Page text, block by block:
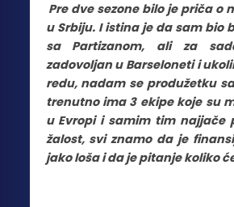
Pre dve sezone bilo je priča o
u Srbiju. I istina je da sam bio
sa Partizanom, ali za
zadovoljan u Barseloneti i
redu, nadam se produžetku
trenutno ima 3 ekipe koje su
u Evropi i samim tim najjače
žalost, svi znamo da je
jako loša i da je pitanje koliko